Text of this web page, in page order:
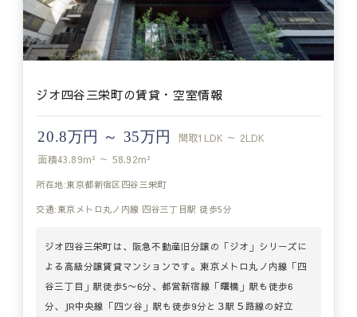
ジオ四谷三栄町の賃貸・空室情報
20.8万円 ～ 35万円 間取1LDK ～ 2LDK
面積43.89m² ～ 58.92m²
所在地:東京都新宿区四谷三栄町
交通:東京メトロ丸ノ内線 四谷三丁目駅 徒歩5分
ジオ四谷三栄町は、阪急不動産旧分譲の「ジオ」シリーズに
よる高級分譲賃貸マンションです。東京メトロ丸ノ内線「四
谷三丁目」駅徒歩5〜6分、都営新宿線「曙橋」駅も徒歩6
分、JR中央線「四ツ谷」駅も徒歩9分と３駅５路線の好立